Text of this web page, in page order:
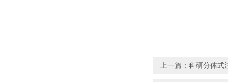
上一篇： 科研分体式